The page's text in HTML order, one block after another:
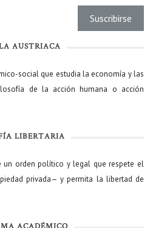
AUSTRIACA
social que estudia la economía y las
de la acción humana o acción
LIBERTARIA
un orden político y legal que respete el
privada— y permita la libertad de